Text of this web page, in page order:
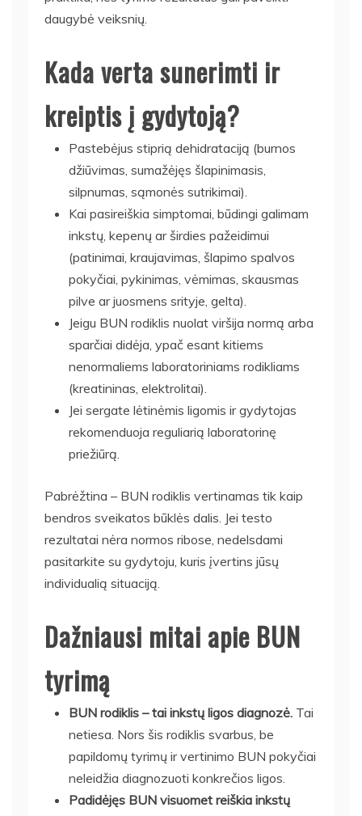
daugybė veiksnių.
Kada verta sunerimti ir
kreiptis į gydytoją?
Pastebėjus stiprią dehidrataciją (burnos
džiūvimas, sumažėjęs šlapinimasis,
silpnumas, sąmonės sutrikimai).
Kai pasireiškia simptomai, būdingi galimam
inkstų, kepenų ar širdies pažeidimui
(patinimai, kraujavimas, šlapimo spalvos
pokyčiai, pykinimas, vėmimas, skausmas
pilve ar juosmens srityje, gelta).
Jeigu BUN rodiklis nuolat viršija normą arba
sparčiai didėja, ypač esant kitiems
nenormaliems laboratoriniams rodikliams
(kreatininas, elektrolitai).
Jei sergate lėtinėmis ligomis ir gydytojas
rekomenduoja reguliarią laboratorinę
priežiūrą.
Pabrėžtina – BUN rodiklis vertinamas tik kaip
bendros sveikatos būklės dalis. Jei testo
rezultatai nėra normos ribose, nedelsdami
pasitarkite su gydytoju, kuris įvertins jūsų
individualią situaciją.
Dažniausi mitai apie BUN
tyrimą
BUN rodiklis – tai inkstų ligos diagnozė. Tai
netiesa. Nors šis rodiklis svarbus, be
papildomų tyrimų ir vertinimo BUN pokyčiai
neleidžia diagnozuoti konkrečios ligos.
Padidėjęs BUN visuomet reiškia inkstų